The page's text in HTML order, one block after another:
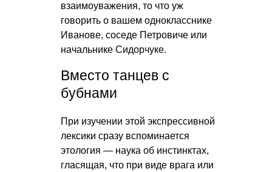
взаимоуважения, то что уж
говорить о вашем однокласснике
Иванове, соседе Петровиче или
начальнике Сидорчуке.
Вместо танцев с
бубнами
При изучении этой экспрессивной
лексики сразу вспоминается
этология — наука об инстинктах,
гласящая, что при виде врага или